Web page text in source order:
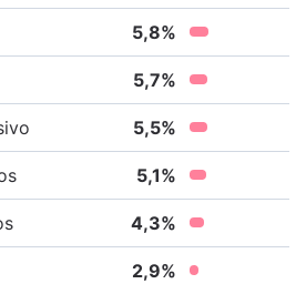
5,8%
5,7%
5,5%
5,1%
4,3%
2,9%